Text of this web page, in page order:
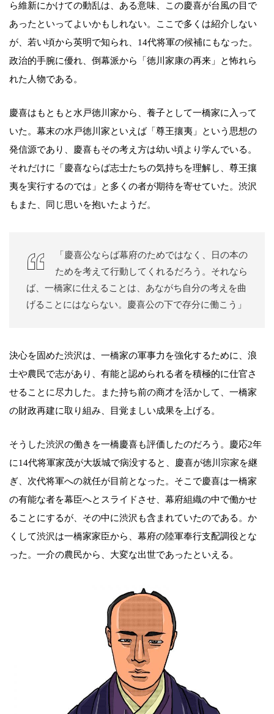
ら維新にかけての動乱は、ある意味、この慶喜が台風の目で
あったといってよいかもしれない。ここで多くは紹介しない
が、若い頃から英明で知られ、14代将軍の候補にもなった。
政治的手腕に優れ、倒幕派から「徳川家康の再来」と怖れら
れた人物である。
慶喜はもともと水戸徳川家から、養子として一橋家に入って
いた。幕末の水戸徳川家といえば「尊王攘夷」という思想の
発信源であり、慶喜もその考え方は幼い頃より学んでいる。
それだけに「慶喜ならば志士たちの気持ちを理解し、尊王攘
夷を実行するのでは」と多くの者が期待を寄せていた。渋沢
もまた、同じ思いを抱いたようだ。
「慶喜公ならば幕府のためではなく、日の本の
ためを考えて行動してくれるだろう。それなら
ば、一橋家に仕えることは、あながち自分の考えを曲
げることにはならない。慶喜公の下で存分に働こう」
決心を固めた渋沢は、一橋家の軍事力を強化するために、浪
士や農民で志があり、有能と認められる者を積極的に仕官さ
せることに尽力した。また持ち前の商才を活かして、一橋家
の財政再建に取り組み、目覚ましい成果を上げる。
そうした渋沢の働きを一橋慶喜も評価したのだろう。慶応2年
に14代将軍家茂が大坂城で病没すると、慶喜が徳川宗家を継
ぎ、次代将軍への就任が目前となった。そこで慶喜は一橋家
の有能な者を幕臣へとスライドさせ、幕府組織の中で働かせ
ることにするが、その中に渋沢も含まれていたのである。か
くして渋沢は一橋家家臣から、幕府の陸軍奉行支配調役とな
った。一介の農民から、大変な出世であったといえる。